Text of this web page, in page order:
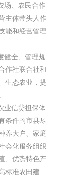
、农民合作
主体带头人作
能和经营管理
全、管理规
作社联合社和
生态农业，提
信贷担保体
条件的市县尽
养大户、家庭
会化服务组织
、优势特色产
标准农田建